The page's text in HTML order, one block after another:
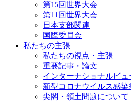
第15回世界大会
第11回世界大会
日本支部関連
国際委員会
私たちの主張
私たちの視点・主張
重要記事・論文
インターナショナルビュ
新型コロナウイルス感染
尖閣・領土問題について